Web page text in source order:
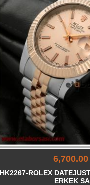
HK2267-ROLEX
ERKEK